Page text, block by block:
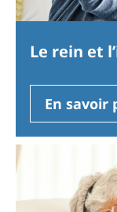
Le rein et
En savoir